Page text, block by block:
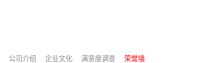
公司介绍 企业文化 满意度调查 荣誉墙